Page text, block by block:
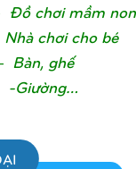
mầm non
chơi cho bé
ghế